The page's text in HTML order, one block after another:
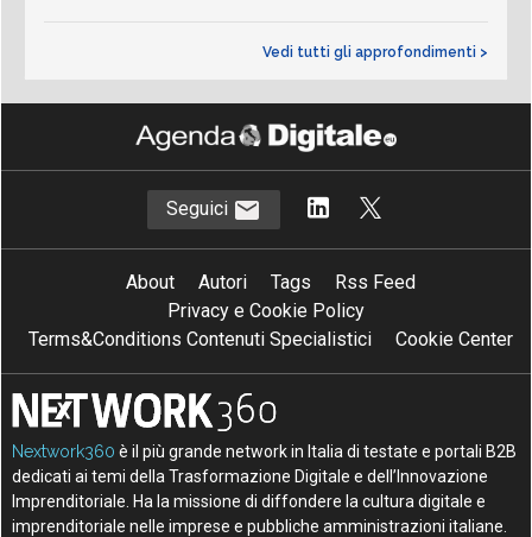
Vedi tutti gli approfondimenti >
Seguici
About Autori Tags
Rss Feed
Privacy e Cookie Policy
Terms&Conditions Contenuti Specialistici
Cookie Center
Nextwork360 è il più grande network in Italia di testate e portali B2B
dedicati ai temi della Trasformazione Digitale e dell’Innovazione
Imprenditoriale. Ha la missione di diffondere la cultura digitale e
imprenditoriale nelle imprese e pubbliche amministrazioni italiane.